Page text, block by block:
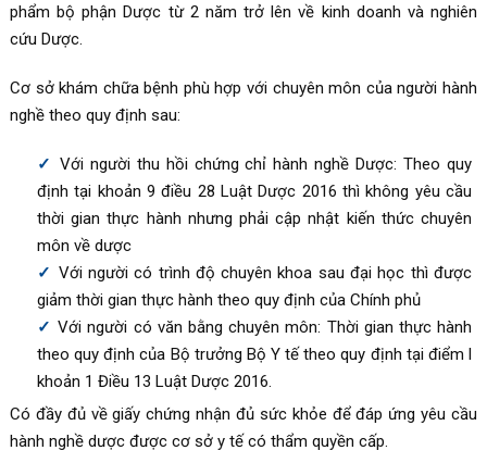
phẩm bộ phận Dược từ 2 năm trở lên về kinh doanh và nghiên
cứu Dược.
Cơ sở khám chữa bệnh phù hợp với chuyên môn của người hành
nghề theo quy định sau:
Với người thu hồi chứng chỉ hành nghề Dược: Theo quy
định tại khoản 9 điều 28 Luật Dược 2016 thì không yêu cầu
thời gian thực hành nhưng phải cập nhật kiến thức chuyên
môn về dược
Với người có trình độ chuyên khoa sau đại học thì được
giảm thời gian thực hành theo quy định của Chính phủ
Với người có văn bằng chuyên môn: Thời gian thực hành
theo quy định của Bộ trưởng Bộ Y tế theo quy định tại điểm l
khoản 1 Điều 13 Luật Dược 2016.
Có đầy đủ về giấy chứng nhận đủ sức khỏe để đáp ứng yêu cầu
hành nghề dược được cơ sở y tế có thẩm quyền cấp.